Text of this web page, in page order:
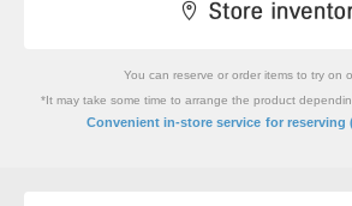
You can reserve or order items to try on
*It may take some time to arrange the product
Convenient in-store service for reserving